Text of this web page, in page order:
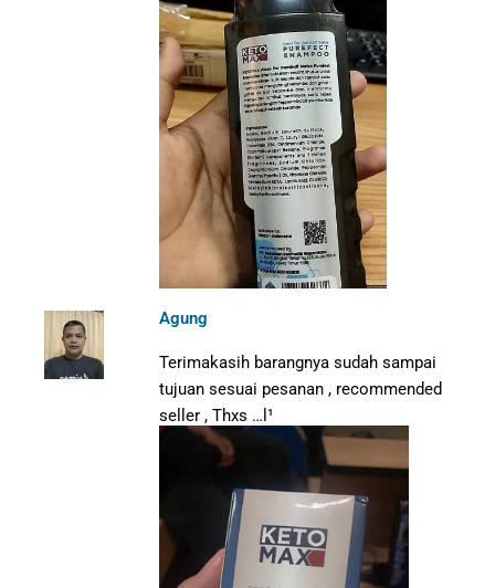
Agung
Terimakasih barangnya sudah sampai
tujuan sesuai pesanan , recommended
seller , Thxs …l¹